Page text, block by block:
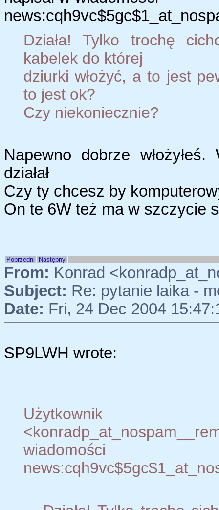
Działa! Tylko trochę
kabelek do której
dziurki włożyć, a to jest
to jest ok?
Czy niekoniecznie?
Napewno dobrze
działał
Czy ty chcesz by
On te 6W też ma w szczycie
Poprzedni Następny
From: Konrad
Subject: Re: pytanie laika -
Date: Fri, 24 Dec 2004
SP9LWH wrote:
wiadomości